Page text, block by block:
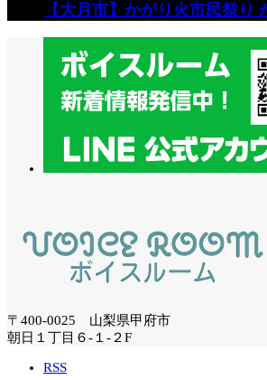
【大月市】かがり火市民祭り
〒400-0025 山梨県甲府市
朝日１丁目６-１-２F
RSS